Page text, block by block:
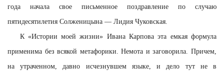
года начала свое письменное поздравление по случаю
пятидесятилетия Солженицына — Лидия Чуковская.
К «Истории моей жизни» Ивана Карпова эта емкая формула
применима без всякой метафорики. Немота и заговорила. Причем,
на утраченном, давно исчезнувшем языке, и дело тут не в